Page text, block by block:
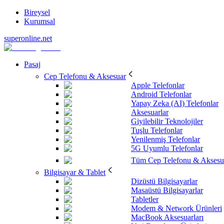
Bireysel
Kurumsal
superonline.net
Pasaj
Cep Telefonu & Aksesuar
Apple Telefonlar
Android Telefonlar
Yapay Zeka (AI) Telefonlar
Aksesuarlar
Giyilebilir Teknolojiler
Tuşlu Telefonlar
Yenilenmiş Telefonlar
5G Uyumlu Telefonlar
Tüm Cep Telefonu &
Bilgisayar & Tablet
Dizüstü Bilgisayarlar
Masaüstü Bilgisayarlar
Tabletler
Modem & Network Ürünleri
MacBook Aksesuarları